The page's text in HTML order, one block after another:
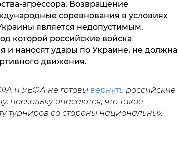
агрессора. Возвращение
соревнования в условиях
является недопустимым.
которой российские войска
и наносят удары по Украине, не должна
движения.
и УЕФА не готовы вернуть российские
опасаются, что такое
турниров со стороны национальных